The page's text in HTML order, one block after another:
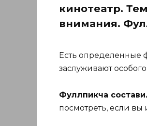
кинотеатр.
внимания.
Есть определенные
заслуживают
Фуллпикча
посмотреть, если вы